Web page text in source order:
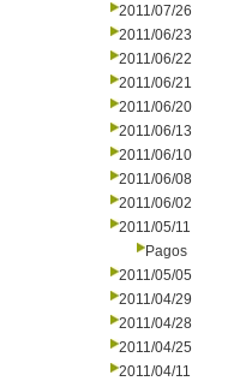
2011/07/26
2011/06/23
2011/06/22
2011/06/21
2011/06/20
2011/06/13
2011/06/10
2011/06/08
2011/06/02
2011/05/11
Pagos
2011/05/05
2011/04/29
2011/04/28
2011/04/25
2011/04/11